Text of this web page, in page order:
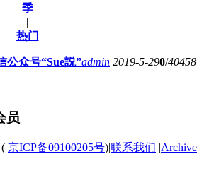
季
|
热门
公众号“Sue説”admin 2019-5-290/40458
员
京ICP备09100205号)|联系我们 |